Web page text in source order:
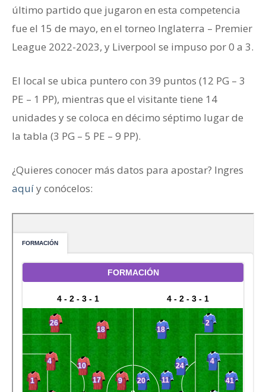
último partido que jugaron en esta competencia
fue el 15 de mayo, en el torneo Inglaterra – Premier
League 2022-2023, y Liverpool se impuso por 0 a 3.
El local se ubica puntero con 39 puntos (12 PG – 3
PE – 1 PP), mientras que el visitante tiene 14
unidades y se coloca en décimo séptimo lugar de
la tabla (3 PG – 5 PE – 9 PP).
¿Quieres conocer más datos para apostar? Ingres
aquíy conócelos: